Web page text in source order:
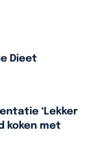
Dieet
‘Lekker
koken met